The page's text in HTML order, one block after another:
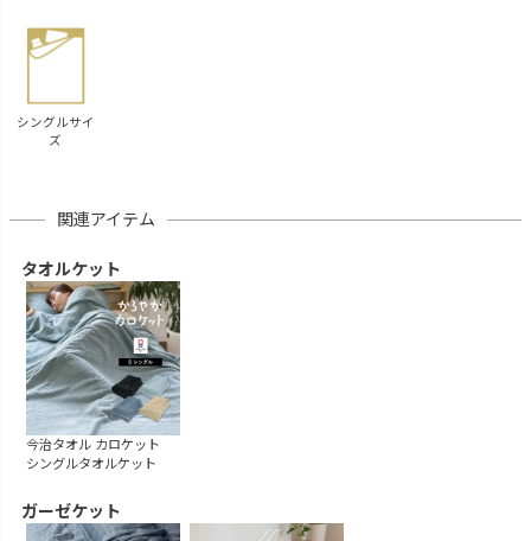
シングルサイ
ズ
関連アイテム
タオルケット
今治タオル カロケット
シングルタオルケット
ガーゼケット